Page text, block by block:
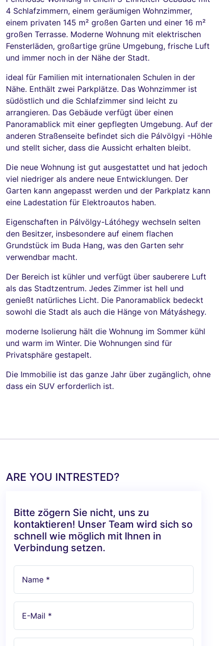
4 Schlafzimmern, einem geräumigen Wohnzimmer,
einem privaten 145 m² großen Garten und einer 16 m²
großen Terrasse. Moderne Wohnung mit elektrischen
Fensterläden, großartige grüne Umgebung, frische Luft
und immer noch in der Nähe der Stadt.
ideal für Familien mit internationalen Schulen in der
Nähe. Enthält zwei Parkplätze. Das Wohnzimmer ist
südöstlich und die Schlafzimmer sind leicht zu
arrangieren. Das Gebäude verfügt über einen
Panoramablick mit einer gepflegten Umgebung. Auf der
anderen Straßenseite befindet sich die Pálvölgyi -Höhle
und stellt sicher, dass die Aussicht erhalten bleibt.
Die neue Wohnung ist gut ausgestattet und hat jedoch
viel niedriger als andere neue Entwicklungen. Der
Garten kann angepasst werden und der Parkplatz kann
eine Ladestation für Elektroautos haben.
Eigenschaften in Pálvölgy-Látóhegy wechseln selten
den Besitzer, insbesondere auf einem flachen
Grundstück im Buda Hang, was den Garten sehr
verwendbar macht.
Der Bereich ist kühler und verfügt über sauberere Luft
als das Stadtzentrum. Jedes Zimmer ist hell und
genießt natürliches Licht. Die Panoramablick bedeckt
sowohl die Stadt als auch die Hänge von Mátyáshegy.
moderne Isolierung hält die Wohnung im Sommer kühl
und warm im Winter. Die Wohnungen sind für
Privatsphäre gestapelt.
Die Immobilie ist das ganze Jahr über zugänglich, ohne
dass ein SUV erforderlich ist.
ARE YOU INTRESTED?
Bitte zögern Sie nicht, uns zu
kontaktieren! Unser Team wird sich so
schnell wie möglich mit Ihnen in
Verbindung setzen.
Name *
E-Mail *